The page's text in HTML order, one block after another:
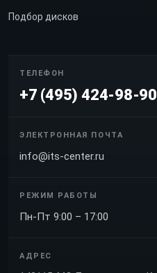
Подбор дисков
ТЕЛЕФОН
+7 (495) 424-98-90
ЭЛЕКТРОННАЯ ПОЧТА
info@its-center.ru
РЕЖИМ РАБОТЫ
Пн-Пт 9:00 – 17:00
АДРЕС